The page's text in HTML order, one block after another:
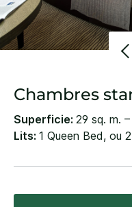
Chambres
Superficie: 29 sq. m.
Lits: 1 Queen Bed, ou